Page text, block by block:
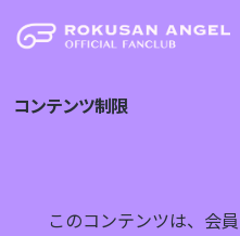
コンテンツ制限
このコンテンツは、会